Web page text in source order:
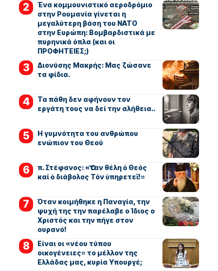
Ένα κομμουνιστικό αεροδρόμιο
στην Ρουμανία γίνεται η
μεγαλύτερη βάση του ΝΑΤΟ
στην Ευρώπη: Βομβαρδιστικά με
πυρηνικά όπλα (και οι
ΠΡΟΦΗΤΕΙΕΣ;)
Διονύσης Μακρής: Μας ζώσανε
τα φίδια.
Τα πάθη δεν αφήνουν τον
εργάτη τους να δεί την αλήθεια..
Η γυμνότητα του ανθρώπου
ενώπιον του Θεού
π. Στέφανος: «Ὅταν θέλη ὁ Θεός
καί ὁ διάβολος Τόν ὑπηρετεῖ!»
Όταν κοιμήθηκε η Παναγία, την
ψυχή της την παρέλαβε ο Ίδιος ο
Χριστός και την πήγε στον
ουρανό!
Είναι οι «νέου τύπου
οικογένειες» το μέλλον της
Ελλάδας μας, κυρία Υπουργέ;